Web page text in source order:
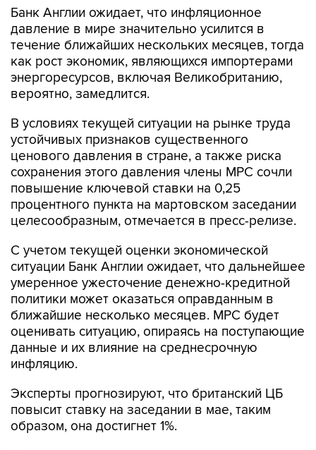
течение ближайших нескольких месяцев, тогда
как рост экономик, являющихся импортерами
энергоресурсов, включая Великобританию,
вероятно, замедлится.
В условиях текущей ситуации на рынке труда
ценового давления в стране, а также риска
сохранения этого давления члены MPC сочли
повышение ключевой ставки на 0,25
процентного пункта на мартовском заседании
целесообразным, отмечается в пресс-релизе.
С учетом текущей оценки экономической
умеренное ужесточение денежно-кредитной
политики может оказаться оправданным в
ближайшие несколько месяцев. MPC будет
оценивать ситуацию, опираясь на поступающие
данные и их влияние на среднесрочную
инфляцию.
Эксперты прогнозируют, что британский ЦБ
образом, она достигнет 1%.
Фунт стерлингов в ходе торгов в четверг